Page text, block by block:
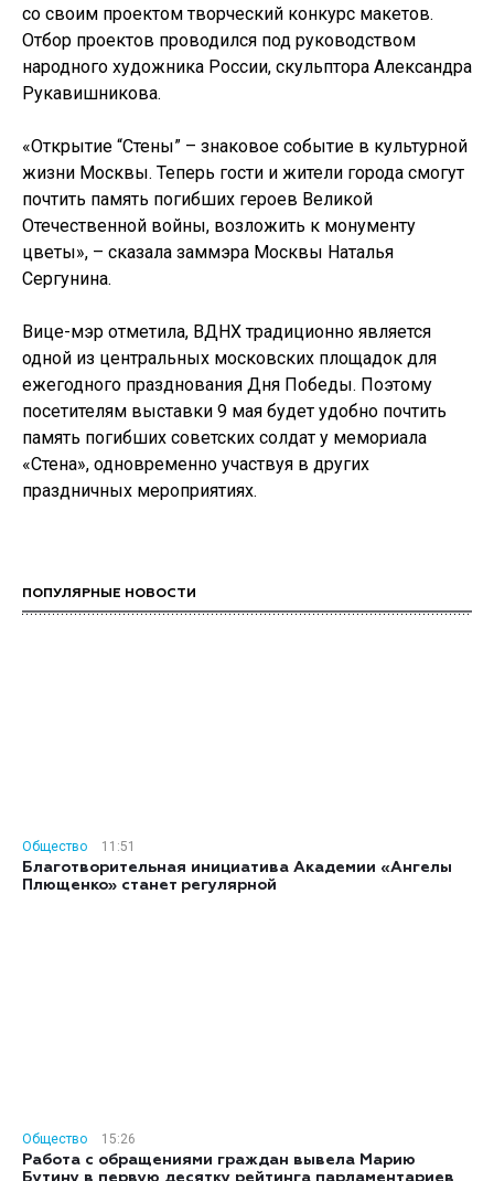
со своим проектом творческий конкурс макетов.
Отбор проектов проводился под руководством
народного художника России, скульптора Александра
Рукавишникова.
«Открытие “Стены” – знаковое событие в культурной
жизни Москвы. Теперь гости и жители города смогут
почтить память погибших героев Великой
Отечественной войны, возложить к монументу
цветы», – сказала заммэра Москвы Наталья
Сергунина.
Вице-мэр отметила, ВДНХ традиционно является
одной из центральных московских площадок для
ежегодного празднования Дня Победы. Поэтому
посетителям выставки 9 мая будет удобно почтить
память погибших советских солдат у мемориала
«Стена», одновременно участвуя в других
праздничных мероприятиях.
ПОПУЛЯРНЫЕ НОВОСТИ
Общество
11:51
Благотворительная инициатива Академии «Ангелы
Плющенко» станет регулярной
Общество
15:26
Работа с обращениями граждан вывела Марию
Бутину в первую десятку рейтинга парламентариев